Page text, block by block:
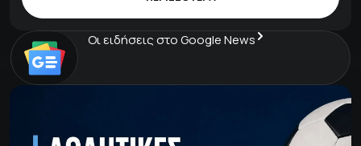
Οι ειδήσεις στο Google News